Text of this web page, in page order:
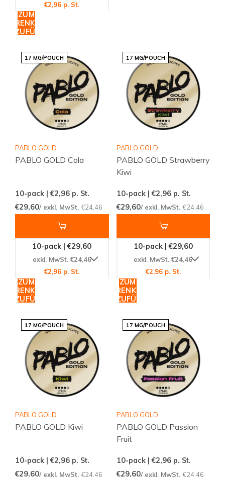
€2,96 p. St.
ZUM
WARENKORB
HINZUFÜGEN
17 MG/POUCH
PABLO GOLD
PABLO GOLD Cola
10-pack | €2,96 p. St.
€29,60/ exkl. MwSt. €24,46
10-pack | €29,60
exkl. MwSt. €24,46
€2,96 p. St.
ZUM
WARENKORB
HINZUFÜGEN
17 MG/POUCH
PABLO GOLD
PABLO GOLD Strawberry
Kiwi
10-pack | €2,96p. St.
€29,60/ exkl. MwSt. €24,46
10-pack | €29,60
exkl. MwSt. €24,46
€2,96 p. St.
ZUM
WARENKORB
HINZUFÜGEN
17 MG/POUCH
PABLO GOLD
PABLO GOLD Kiwi
10-pack | €2,96 p. St.
€29,60/ exkl. MwSt. €24,46
17 MG/POUCH
PABLO GOLD
PABLO GOLD Passion
Fruit
10-pack | €2,96p. St.
€29,60/ exkl. MwSt. €24,46